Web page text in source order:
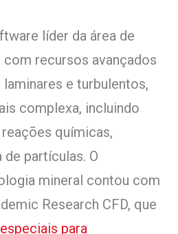
líder da área de
recursos avançados
e turbulentos,
complexa, incluindo
químicas,
partículas. O
mineral contou com
Research CFD, que
para